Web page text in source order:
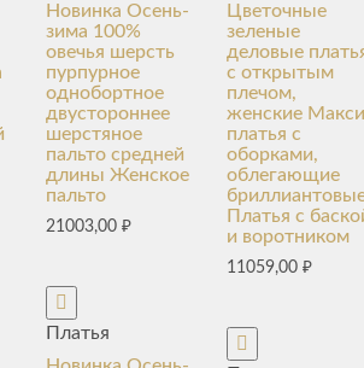
Новинка Осень-
зима 100%
овечья шерсть
пурпурное
однобортное
двустороннее
шерстяное
пальто средней
длины Женское
пальто
21003,00₽
Платья
Цветочные
зеленые
деловые
с открытым
плечом,
женские
платья с
оборками,
облегающие
Платья с
и воротником
11059,00 ₽